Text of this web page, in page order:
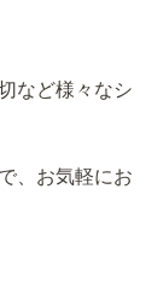
など様々なシ
、お気軽にお